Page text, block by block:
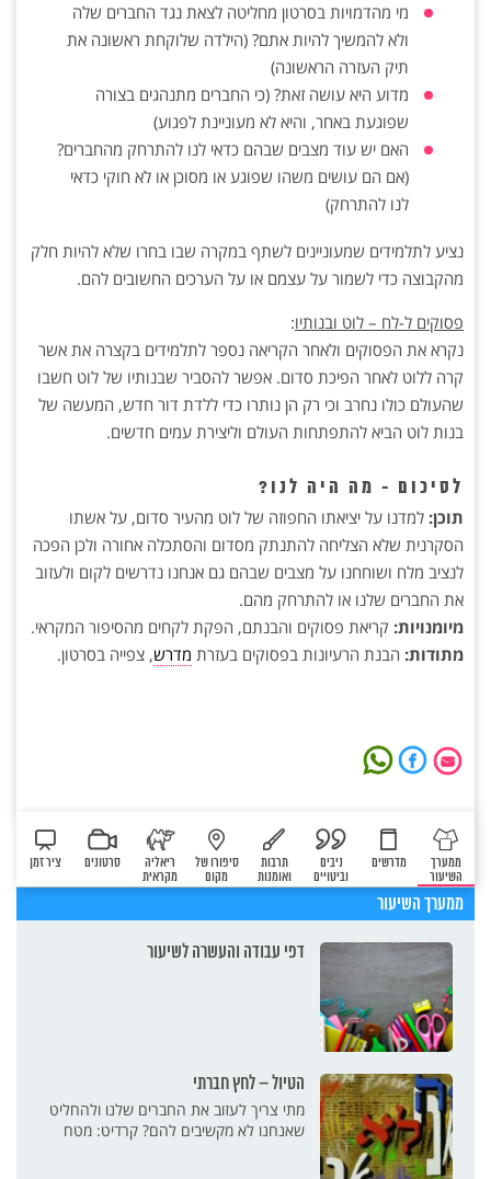
מי מהדמויות בסרטון מחליטה לצאת נגד החברים שלה
ולא להמשיך להיות אתם? (הילדה שלוקחת ראשונה את
תיק העזרה הראשונה)
מדוע היא עושה זאת? (כי החברים מתנהגים בצורה
שפוגעת באחר, והיא לא מעוניינת לפגוע)
האם יש עוד מצבים שבהם כדאי לנו להתרחק מהחברים?
(אם הם עושים משהו שפוגע או מסוכן או לא חוקי כדאי
לנו להתרחק)
נציע לתלמידים שמעוניינים לשתף במקרה שבו בחרו שלא להיות חלק
מהקבוצה כדי לשמור על עצמם או על הערכים החשובים להם.
פסוקים ל-לח – לוט ובנותיו:
נקרא את הפסוקים ולאחר הקריאה נספר לתלמידים בקצרה את אשר
קרה ללוט לאחר הפיכת סדום. אפשר להסביר שבנותיו של לוט חשבו
שהעולם כולו נחרב וכי רק הן נותרו כדי ללדת דור חדש, המעשה של
בנות לוט הביא להתפתחות העולם וליצירת עמים חדשים.
לסיכום - מה היה לנו?
תוכן: למדנו על יציאתו החפוזה של לוט מהעיר סדום, על אשתו
הסקרנית שלא הצליחה להתנתק מסדום והסתכלה אחורה ולכן הפכה
לנציב מלח ושוחחנו על מצבים שבהם גם אנחנו נדרשים לקום ולעזוב
את החברים שלנו או להתרחק מהם.
מיומנויות: קריאת פסוקים והבנתם, הפקת לקחים מהסיפור המקראי.
מתודות: הבנת הרעיונות בפסוקים בעזרת מדרש, צפייה בסרטון.
ממערך
השיעור
מדרשים
ניבים
וביטויים
תרבות
ואומנות
סיפורו של
מקום
ריאליה
מקראית
סרטונים ציר זמן
ממערך השיעור
דפי עבודה והעשרה לשיעור
הטיול – לחץ חברתי
מתי צריך לעזוב את החברים שלנו ולהחליט
שאנחנו לא מקשיבים להם? קרדיט: מטח